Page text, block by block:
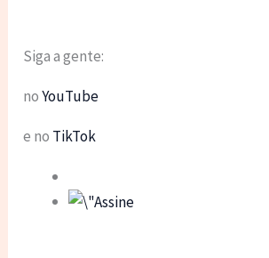
Siga a gente:
noYouTube
e no TikTok